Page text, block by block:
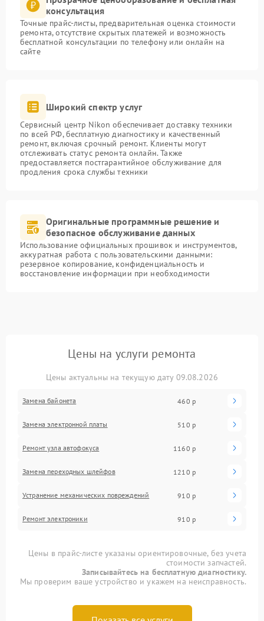
консультация
Точные прайс-листы, предварительная оценка стоимости
ремонта, отсутствие скрытых платежей и возможность
бесплатной консультации по телефону или онлайн на
сайте
Широкий спектр услуг
Сервисный центр Nikon обеспечивает доставку техники
по всей РФ, бесплатную диагностику и качественный
ремонт, включая срочный ремонт. Клиенты могут
отслеживать статус ремонта онлайн. Также
предоставляется постгарантийное обслуживание для
продления срока службы техники
Оригинальные программные решение и
безопасное обслуживание данных
Использование официальных прошивок и инструментов,
аккуратная работа с пользовательскими данными:
резервное копирование, конфиденциальность и
восстановление информации при необходимости
Цены на услуги ремонта
Цены актуальны на текущую дату 09.08.2026
Замена байонета 460 р
Замена электронной платы 510 р
Ремонт узла автофокуса 1160 р
Замена переходных шлейфов 1210 р
Устранение механических повреждений 910 р
Ремонт электроники 910 р
Цены в прайс-листе указаны ориентировочные, без учета
стоимости запчастей.
Записывайтесь на бесплатную диагностику.
Мы проверим ваше устройство и укажем на неисправность.